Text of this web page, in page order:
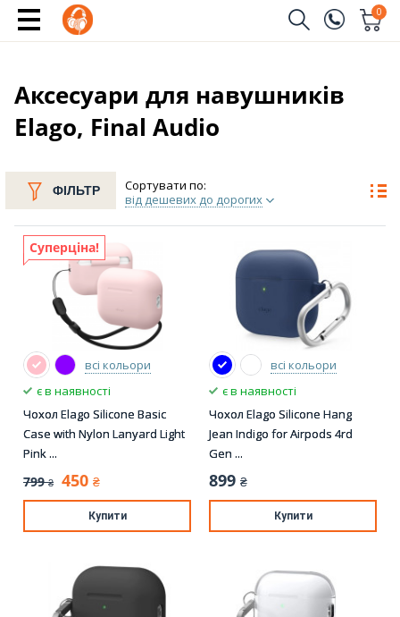
(044)
0
Телефон
Надіслати
Аксесуари для навушників
Elago, Final Audio
ФІЛЬТР
Сортувати по:
від дешевих до дорогих
Суперціна!
всі кольори
є в наявності
Чохол Elago Silicone Basic
Case with Nylon Lanyard Light
Pink ...
799 ₴ 450 ₴
Купити
всі кольори
є в наявності
Чохол Elago Silicone Hang
Jean Indigo for Airpods 4rd
Gen ...
899 ₴
Купити